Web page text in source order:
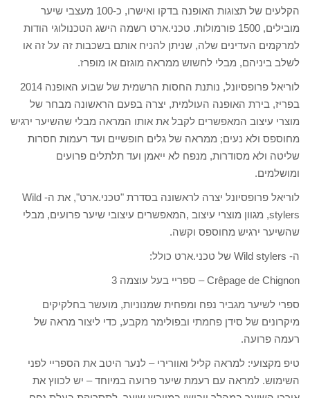
הקלעים של תצוגות האופנה בדקו ואישרו, כ-100 מעצבי שיער
מובילים, 1500 פורמולות. טכני.ארט רשמה הישג הטכנולוגי הודות
למרקמים העדינים שלה, שניתן להניח אותם בשכבות זה על זה או
לשלב ביניהם, מבלי לחשוש ממראה מוגזם או מופרז.
לוריאל פרופסיונל, נותנת החסות הרשמית של שבוע האופנה 2014
בפריז, בירת האופנה העולמית, יצרה בפעם הראשונה מבחר של
מוצרי עיצוב המאפשרים לקבל את אותו המראה מבלי שהשיער ירגיש
מחוספס ולא נעים; ממראה של גלים חופשיים ועד רעמות חסרות
שליטה ולא מסודרות, מנפח לא ייאמן ועד תלתלים פרועים
ומושלמים.
לוריאל פרופסיונל יצרה לראשונה בסדרת "טכני.ארט", את ה- Wild
stylers, מגוון מוצרי עיצוב ,המאפשרים עיצובי שיער פרועים, מבלי
שהשיער ירגיש מחוספס וקשה.
ה- Wild stylers של טכני.ארט כולל:
Crêpage de Chignon – ספריי בעל עוצמה 3
ספרי לשיער מגביר נפח ומפחית שמנוניות, מועשר בחלקיקים
מיקרונים של סידן פחמתי ובפולימר מקבע, כדי ליצור מראה של
רעמה פרועה.
טיפ מקצועי: למראה קליל ואוורירי – לנער היטב את הספריי לפני
השימוש. למראה עם רעמת שיער פרועה במיוחד – יש לכווץ את